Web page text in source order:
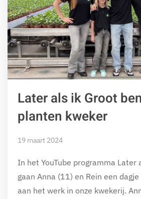
Later als ik Groot
planten kweker
19 maart 2024
In het YouTube programma Later
gaan Anna (11) en Rein een
aan het werk in onze kwekerij.